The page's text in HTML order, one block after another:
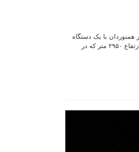
قله گر ( زر ) سبزوار در روز جمعه مورخ ۹۸/۱/۳۰ به همراه ۴ نفر از همنوردان با یک دستگاه
ماشین شخصی راهی منطقه داورزن شدیم هدف ما صعود قله گر ( زر ) بود ؛ قله ای به ارتفاع ۲۹۵۰ متر که در